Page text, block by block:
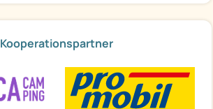
Kooperationspartner